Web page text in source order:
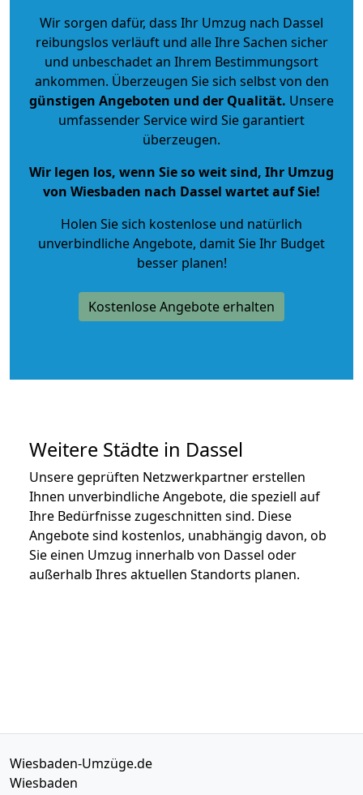
Wir sorgen dafür, dass Ihr Umzug nach Dassel
reibungslos verläuft und alle Ihre Sachen sicher
und unbeschadet an Ihrem Bestimmungsort
ankommen. Überzeugen Sie sich selbst von den
günstigen Angeboten und der Qualität. Unsere
umfassender Service wird Sie garantiert
überzeugen.
Wir legen los, wenn Sie so weit sind, Ihr Umzug
von Wiesbaden nach Dassel wartet auf Sie!
Holen Sie sich kostenlose und natürlich
unverbindliche Angebote, damit Sie Ihr Budget
besser planen!
Kostenlose Angebote erhalten
Weitere Städte in Dassel
Unsere geprüften Netzwerkpartner erstellen
Ihnen unverbindliche Angebote, die speziell auf
Ihre Bedürfnisse zugeschnitten sind. Diese
Angebote sind kostenlos, unabhängig davon, ob
Sie einen Umzug innerhalb von Dassel oder
außerhalb Ihres aktuellen Standorts planen.
Wiesbaden-Umzüge.de
Wiesbaden